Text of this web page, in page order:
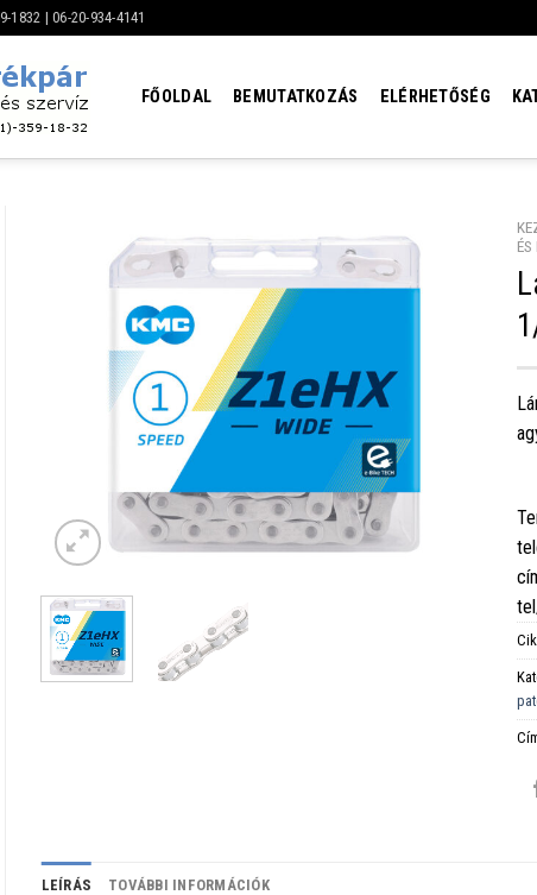
1832 | 06-20-934-4141
FŐOLDAL BEMUTATKOZÁS ELÉRHETŐSÉG
LEÍRÁS TOVÁBBI INFORMÁCIÓK